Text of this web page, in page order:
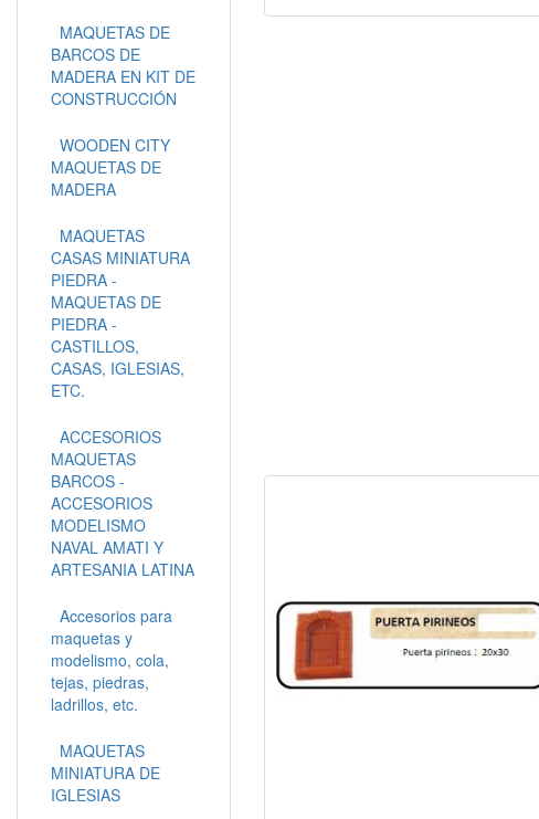
MAQUETAS DE
BARCOS DE
MADERA EN KIT DE
CONSTRUCCIÓN
WOODEN CITY
MAQUETAS DE
MADERA
MAQUETAS
CASAS MINIATURA
PIEDRA -
MAQUETAS DE
PIEDRA -
CASTILLOS,
CASAS, IGLESIAS,
ETC.
ACCESORIOS
MAQUETAS
BARCOS -
ACCESORIOS
MODELISMO
NAVAL AMATI Y
ARTESANIA LATINA
Accesorios para
maquetas y
modelismo, cola,
tejas, piedras,
ladrillos, etc.
MAQUETAS
MINIATURA DE
IGLESIAS